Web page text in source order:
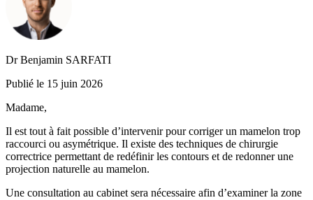
Dr Benjamin SARFATI
Publié le 15 juin 2026
Madame,
Il est tout à fait possible d’intervenir pour corriger un mamelon trop
raccourci ou asymétrique. Il existe des techniques de chirurgie
correctrice permettant de redéfinir les contours et de redonner une
projection naturelle au mamelon.
Une consultation au cabinet sera nécessaire afin d’examiner la zone